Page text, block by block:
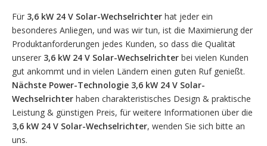
Für 3,6 kW 24 V Solar-Wechselrichter hat jeder ein
besonderes Anliegen, und was wir tun, ist die Maximierung der
Produktanforderungen jedes Kunden, so dass die Qualität
unserer 3,6 kW 24 V Solar-Wechselrichter bei vielen Kunden
gut ankommt und in vielen Ländern einen guten Ruf genießt.
Nächste Power-Technologie 3,6 kW 24 V Solar-
Wechselrichter haben charakteristisches Design & praktische
Leistung & günstigen Preis, für weitere Informationen über die
3,6 kW 24 V Solar-Wechselrichter, wenden Sie sich bitte an
uns.